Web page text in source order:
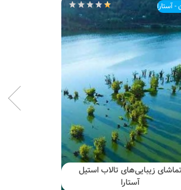
- آستارا
تماشای زیبایی‌های تالاب استیل
آستارا